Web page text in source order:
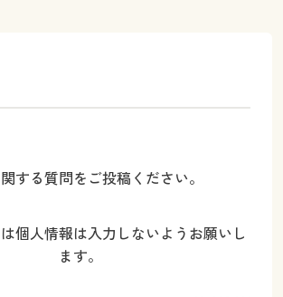
する質問をご投稿ください。
個人情報は入力しないようお願いし
ます。